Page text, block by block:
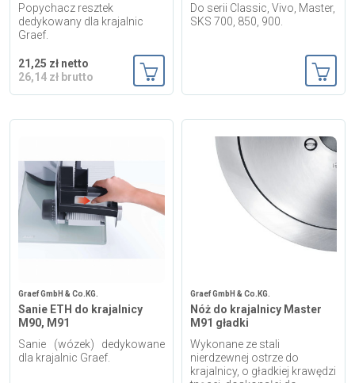
Popychacz resztek
dedykowany dla krajalnic
Graef.
21,25 zł netto
26,14 zł brutto
Dodaj do koszyka
Do serii Classic, Vivo, Master,
SKS 700, 850, 900.
Graef GmbH & Co.KG.
Sanie ETH do krajalnicy
M90, M91
Sanie (wózek) dedykowane
dla krajalnic Graef.
Graef GmbH & Co.KG.
Nóż do krajalnicy Master
M91 gładki
Wykonane ze stali
nierdzewnej ostrze do
krajalnicy, o gładkiej krawędzi